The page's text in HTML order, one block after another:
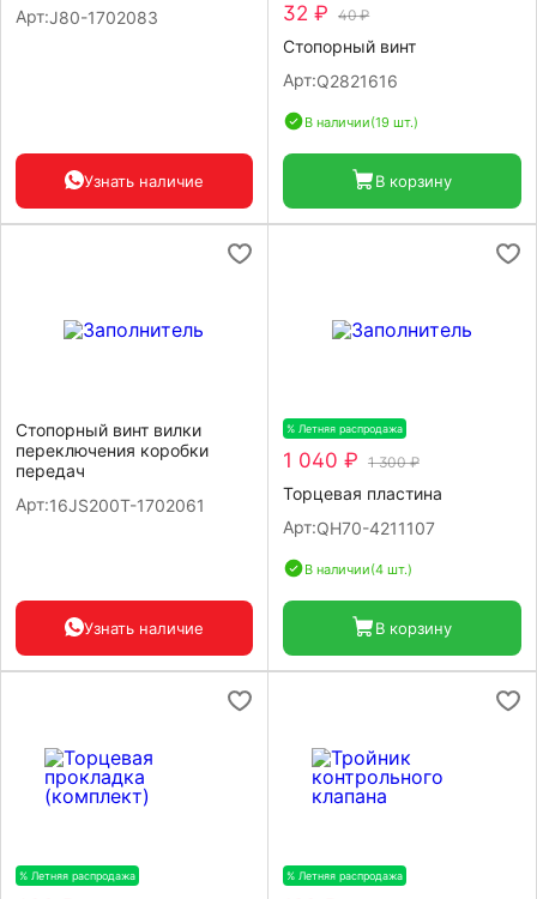
Арт:J80-1702083
Узнать наличие
32 ₽ 40 ₽
Стопорный винт
Арт:Q2821616
В наличии(19 шт.)
В корзину
Стопорный винт вилки
переключения коробки
передач
Арт:16JS200T-1702061
Узнать наличие
% Летняя распродажа
1 040 ₽ 1 300 ₽
Торцевая пластина
Арт:QH70-4211107
В наличии(4 шт.)
В корзину
% Летняя распродажа % Летняя распродажа